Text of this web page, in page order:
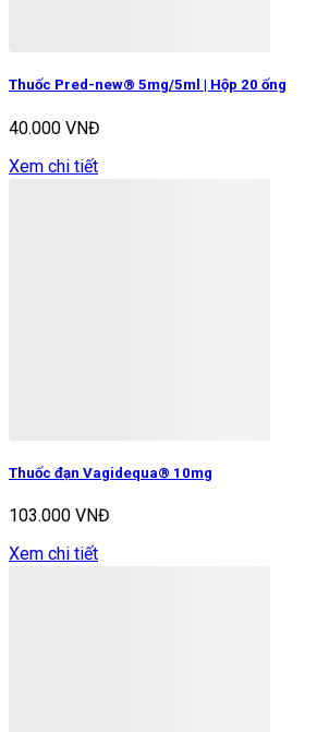
Thuốc Pred-new® 5mg/5ml | Hộp 20 ống
40.000 VNĐ
Xem chi tiết
Thuốc đạn Vagidequa® 10mg
103.000 VNĐ
Xem chi tiết